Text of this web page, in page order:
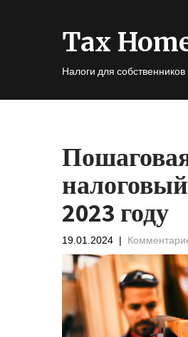
Tax
Налоги для собственников
2023 году
19.01.2024 |